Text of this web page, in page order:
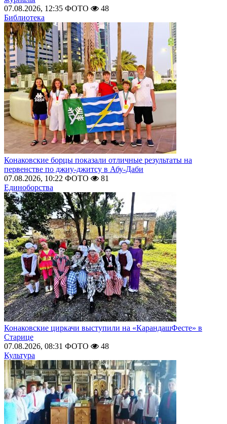
07.08.2026, 12:35 ФОТО
48
Библиотека
Конаковские борцы показали отличные результаты на
первенстве по джиу-джитсу в Абу-Даби
07.08.2026, 10:22 ФОТО
81
Единоборства
Конаковские циркачи выступили на «КарандашФесте» в
Старице
07.08.2026, 08:31 ФОТО
48
Культура